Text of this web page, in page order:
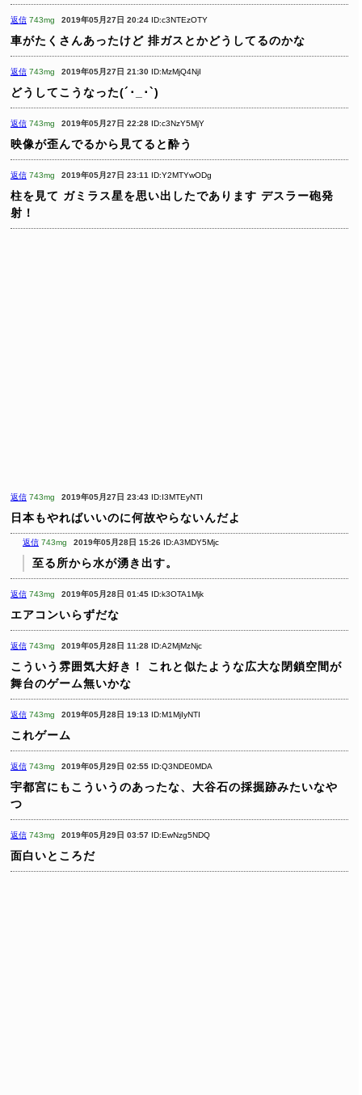
返信 743mg 2019年05月27日 20:24 ID:c3NTEzOTY
車がたくさんあったけど 排ガスとかどうしてるのかな
返信 743mg 2019年05月27日 21:30 ID:MzMjQ4NjI
どうしてこうなった(´･_･`)
返信 743mg 2019年05月27日 22:28 ID:c3NzY5MjY
映像が歪んでるから見てると酔う
返信 743mg 2019年05月27日 23:11 ID:Y2MTYwODg
柱を見て ガミラス星を思い出したであります デスラー砲発
射！
返信 743mg 2019年05月27日 23:43 ID:I3MTEyNTI
日本もやればいいのに何故やらないんだよ
返信 743mg 2019年05月28日 15:26 ID:A3MDY5Mjc
至る所から水が湧き出す。
返信 743mg 2019年05月28日 01:45 ID:k3OTA1Mjk
エアコンいらずだな
返信 743mg 2019年05月28日 11:28 ID:A2MjMzNjc
こういう雰囲気大好き！
これと似たような広大な閉鎖空間が
舞台のゲーム無いかな
返信 743mg 2019年05月28日 19:13 ID:M1MjIyNTI
これゲーム
返信 743mg 2019年05月29日 02:55 ID:Q3NDE0MDA
宇都宮にもこういうのあったな、大谷石の採掘跡みたいなや
つ
返信 743mg 2019年05月29日 03:57 ID:EwNzg5NDQ
面白いところだ